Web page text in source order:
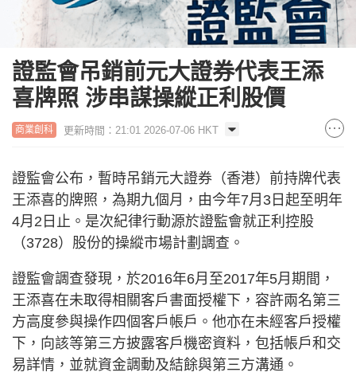
證監會吊銷前元大證券代表王添
喜牌照 涉串謀操縱正利股價
商業創科 更新時間：21:01 2026-07-06 HKT
證監會公布，暫時吊銷元大證券（香港）前持牌代表
王添喜的牌照，為期九個月，由今年7月3日起至明年
4月2日止。是次紀律行動源於證監會就正利控股
（3728）股份的操縱市場計劃調查。
證監會調查發現，於2016年6月至2017年5月期間，
王添喜在未取得相關客戶書面授權下，容許兩名第三
方高度參與操作四個客戶帳戶。他亦在未經客戶授權
下，向該等第三方披露客戶機密資料，包括帳戶和交
易詳情，並就資金調動及結餘與第三方溝通。